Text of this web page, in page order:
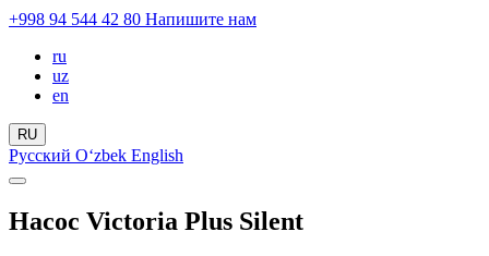
+998 94 544 42 80 Напишите нам
ru
uz
en
RU
Русский Oʻzbek English
Насос Victoria Plus Silent